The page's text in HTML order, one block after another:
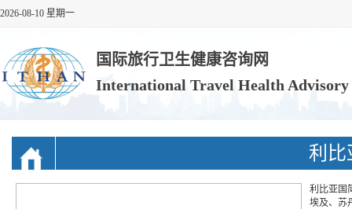
2026-08-10 星期一
国际旅行卫生健康咨询网
International Travel Health
利比
利比亚国
埃及、苏